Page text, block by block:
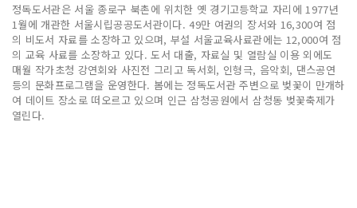
정독도서관은 서울 종로구 북촌에 위치한 옛 경기고등학교 자리에 1977년
1월에 개관한 서울시립공공도서관이다. 49만 여권의 장서와 16,300여 점
의 비도서 자료를 소장하고 있으며, 부설 서울교육사료관에는 12,000여 점
의 교육 사료를 소장하고 있다. 도서 대출, 자료실 및 열람실 이용 외에도
매월 작가초청 강연회와 사진전 그리고 독서회, 인형극, 음악회, 댄스공연
등의 문화프로그램을 운영한다. 봄에는 정독도서관 주변으로 벚꽃이 만개하
여 데이트 장소로 떠오르고 있으며 인근 삼청공원에서 삼청동 벚꽃축제가
열린다.